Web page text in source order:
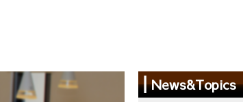
News&Topics